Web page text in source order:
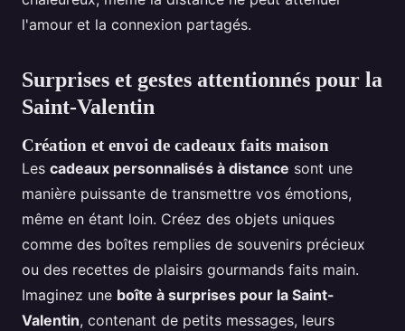
l'amour et la connexion partagés.
Surprises et gestes attentionnés pour la
Saint-Valentin
Création et envoi de cadeaux faits maison
Les cadeaux personnalisés à distance sont une
manière puissante de transmettre vos émotions,
même en étant loin. Créez des objets uniques
comme des boîtes remplies de souvenirs précieux
ou des recettes de plaisirs gourmands faits main.
Imaginez une boîte à surprises pour la Saint-
Valentin, contenant de petits messages, leurs